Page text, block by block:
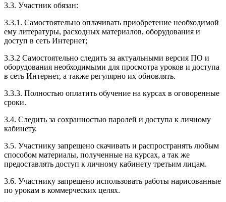
3.3. Участник обязан:
3.3.1. Cамостоятельно оплачивать приобретение необходимой
ему литературы, расходных материалов, оборудования и
доступ в сеть Интернет;
3.3.2 Самостоятельно следить за актуальными версия ПО и
оборудования необходимыми для просмотра уроков и доступа
в сеть Интернет, а также регулярно их обновлять.
3.3.3. Полностью оплатить обучение на курсах в оговоренные
сроки.
3.4. Следить за сохранностью паролей и доступа к личному
кабинету.
3.5. Участнику запрещено скачивать и распространять любым
способом материалы, полученные на курсах, а так же
предоставлять доступ к личному кабинету третьим лицам.
3.6. Участнику запрещено использовать работы нарисованные
по урокам в коммерческих целях.